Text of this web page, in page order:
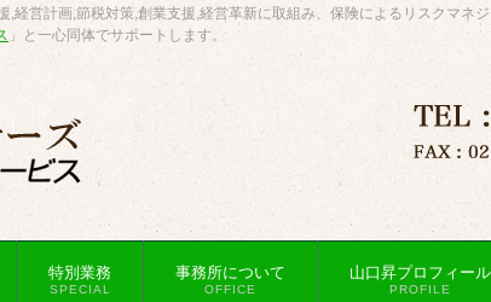
経営計画,節税対策,創業支援,経営革新に取組み、保険によるリスクマネ
」と一心同体でサポートします。
特別業務
SPECIAL
事務所について
OFFICE
山口昇プロフィール
PROFILE